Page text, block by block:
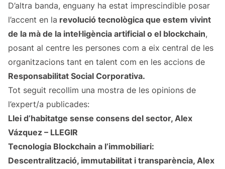
D’altra banda, enguany ha estat imprescindible posar
l’accent en la revolució tecnològica que estem vivint
de la mà de la intel·ligència artificial o el blockchain,
posant al centre les persones com a eix central de les
organitzacions tant en talent com en les accions de
Responsabilitat Social Corporativa.
Tot seguit recollim una mostra de les opinions de
l’expert/a publicades:
Llei d’habitatge sense consens del sector, Alex
Vázquez – LLEGIR
Tecnologia Blockchain a l’immobiliari:
Descentralització, immutabilitat i transparència, Alex